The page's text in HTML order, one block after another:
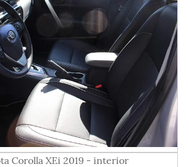
Corolla XEi 2019 - interior